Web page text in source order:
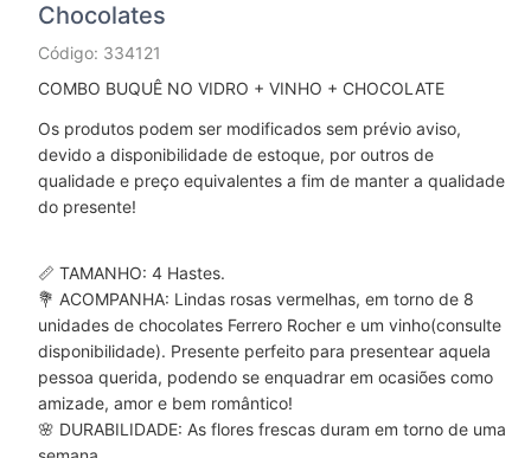
Chocolates
Código: 334121
COMBO BUQUÊ NO VIDRO + VINHO + CHOCOLATE
Os produtos podem ser modificados sem prévio aviso,
devido a disponibilidade de estoque, por outros de
qualidade e preço equivalentes a fim de manter a qualidade
do presente!
📏 TAMANHO: 4 Hastes.
💐 ACOMPANHA: Lindas rosas vermelhas, em torno de 8
unidades de chocolates Ferrero Rocher e um vinho(consulte
disponibilidade). Presente perfeito para presentear aquela
pessoa querida, podendo se enquadrar em ocasiões como
amizade, amor e bem romântico!
🌸 DURABILIDADE: As flores frescas duram em torno de uma